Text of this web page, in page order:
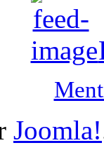
Joomla!